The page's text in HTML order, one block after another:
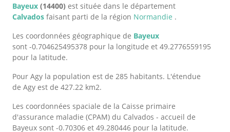
Bayeux (14400) est située dans le département
Calvados faisant parti de la région Normandie .
Les coordonnées géographique de Bayeux
sont -0.704625495378 pour la longitude et 49.2776559195
pour la latitude.
Pour Agy la population est de 285 habitants. L'étendue
de Agy est de 427.22 km2.
Les coordonnées spaciale de la Caisse primaire
d'assurance maladie (CPAM) du Calvados - accueil de
Bayeux sont -0.70306 et 49.280446 pour la latitude.